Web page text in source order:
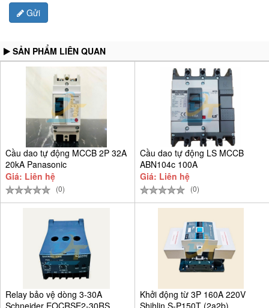
Gửi
SẢN PHẨM LIÊN QUAN
Cầu dao tự động MCCB 2P 32A
20kA Panasonic
BBSF2232CTCV
Giá: Liên hệ
(0)
Cầu dao tự động LS MCCB
ABN104c 100A
Giá: Liên hệ
(0)
Relay bảo vệ dòng 3-30A
Schneider EOCRSE2-30RS
Khởi động từ 3P 160A 220V
Shihlin S-P150T (2a2b)